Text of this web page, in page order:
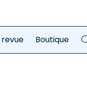
Boutique